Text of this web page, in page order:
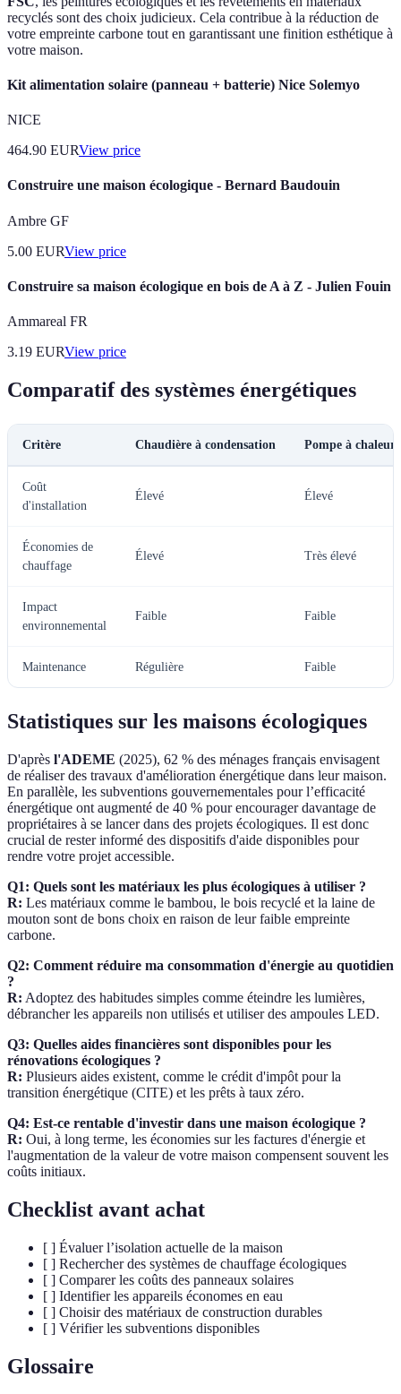
recyclés sont des choix judicieux. Cela contribue à la réduction de
votre empreinte carbone tout en garantissant une finition esthétique à
votre maison.
Kit alimentation solaire (panneau + batterie) Nice Solemyo
NICE
464.90 EURView price
Construire une maison écologique - Bernard Baudouin
Ambre GF
5.00 EURView price
Construire sa maison écologique en bois de A à Z - Julien Fouin
Ammareal FR
3.19 EURView price
Comparatif des systèmes énergétiques
Critère Chaudière à condensation Pompe à chaleur
Coût
d'installation
Élevé Élevé
Économies de
chauffage
Élevé Très élevé
Impact
environnemental
Faible Faible
Maintenance Régulière Faible
Statistiques sur les maisons écologiques
D'après l'ADEME (2025), 62 % des ménages français envisagent
de réaliser des travaux d'amélioration énergétique dans leur maison.
En parallèle, les subventions gouvernementales pour l’efficacité
énergétique ont augmenté de 40 % pour encourager davantage de
propriétaires à se lancer dans des projets écologiques. Il est donc
crucial de rester informé des dispositifs d'aide disponibles pour
rendre votre projet accessible.
Q1: Quels sont les matériaux les plus écologiques à utiliser ?
R: Les matériaux comme le bambou, le bois recyclé et la laine de
mouton sont de bons choix en raison de leur faible empreinte
carbone.
Q2: Comment réduire ma consommation d'énergie au quotidien
?
R: Adoptez des habitudes simples comme éteindre les lumières,
débrancher les appareils non utilisés et utiliser des ampoules LED.
Q3: Quelles aides financières sont disponibles pour les
rénovations écologiques ?
R: Plusieurs aides existent, comme le crédit d'impôt pour la
transition énergétique (CITE) et les prêts à taux zéro.
Q4: Est-ce rentable d'investir dans une maison écologique ?
R: Oui, à long terme, les économies sur les factures d'énergie et
l'augmentation de la valeur de votre maison compensent souvent les
coûts initiaux.
Checklist avant achat
[ ] Évaluer l’isolation actuelle de la maison
[ ] Rechercher des systèmes de chauffage écologiques
[ ] Comparer les coûts des panneaux solaires
[ ] Identifier les appareils économes en eau
[ ] Choisir des matériaux de construction durables
[ ] Vérifier les subventions disponibles
Glossaire